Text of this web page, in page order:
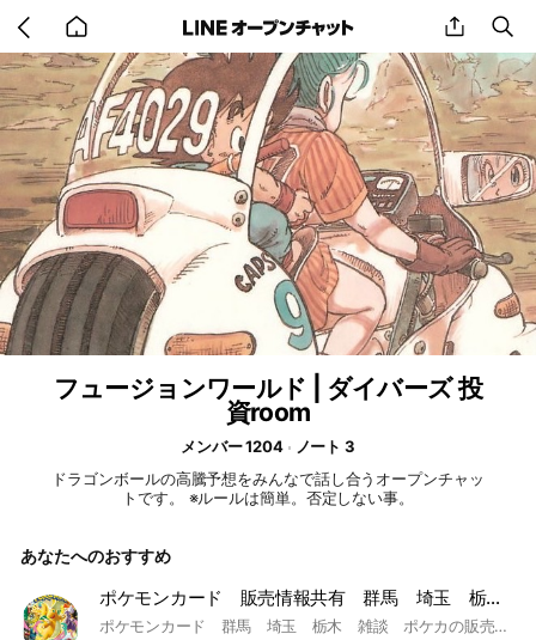
back
to
home
share
フュージョンワールド | ダイバーズ 投
資room
メンバー 1204
ノート 3
ドラゴンボールの高騰予想をみんなで話し合うオープンチャッ
トです。 ※ルールは簡単。否定しない事。
あなたへのおすすめ
ポケモンカード 販売情報共有 群馬 埼玉 栃木 雑談
ポケモンカード 群馬 埼玉 栃木 雑談 ポケカの販売情報を共有するグループです 基本は 群馬埼玉栃木ですがたまに他の都道府県の情報も共有されています 関東 茨城県 栃木県 群馬県 埼玉県 千葉県 東京都 神奈川県